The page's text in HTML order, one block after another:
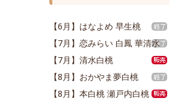
【6月】はなよめ 早生桃
【7月】恋みらい 白鳳 華清水
【7月】清水白桃
【8月】おかやま夢白桃
【8月】本白桃 瀬戸内白桃